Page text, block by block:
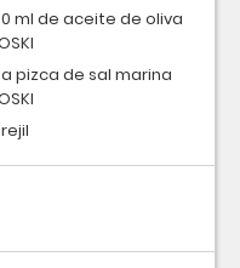
ml de aceite de oliva
pizca de sal marina